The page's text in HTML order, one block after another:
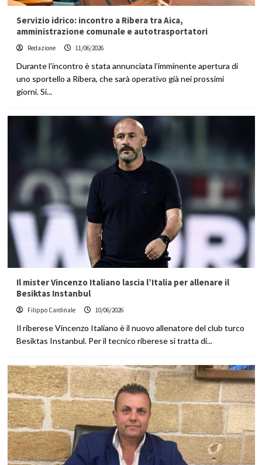
Servizio idrico: incontro a Ribera tra Aica,
amministrazione comunale e autotrasportatori
Redazione 11/06/2026
Durante l’incontro è stata annunciata l’imminente apertura di
uno sportello a Ribera, che sarà operativo già nei prossimi
giorni. Si...
Il mister Vincenzo Italiano lascia l’Italia per allenare il
Besiktas Instanbul
Filippo Cardinale 10/06/2026
Il riberese Vincenzo Italiano è il nuovo allenatore del club turco
Besiktas Instanbul. Per il tecnico riberese si tratta di...